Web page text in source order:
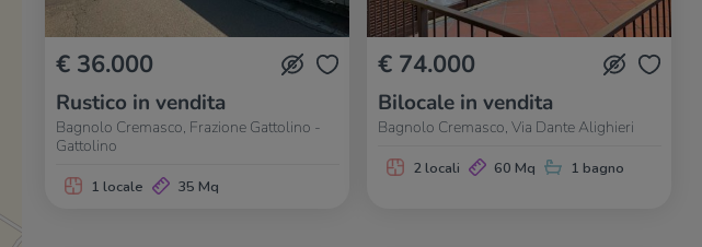
€ 36.000
Rustico in vendita
Bagnolo Cremasco, Frazione Gattolino -
Gattolino
1 locale 35 Mq
€ 74.000
Bilocale in vendita
Bagnolo Cremasco, Via Dante Alighieri
2 locali 60 Mq 1 bagno